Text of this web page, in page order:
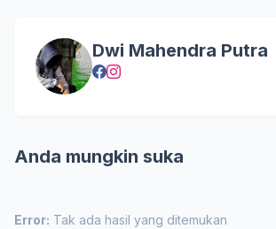
Dwi Mahendra Putra
Anda mungkin suka
Error: Tak ada hasil yang ditemukan